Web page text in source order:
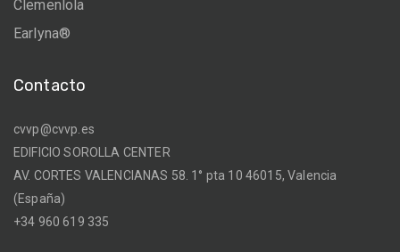
Clemenlola
Earlyna®
Contacto
cvvp@cvvp.es
EDIFICIO SOROLLA CENTER
AV. CORTES VALENCIANAS 58. 1° pta 10 46015, Valencia
(España)
+34 960 619 335